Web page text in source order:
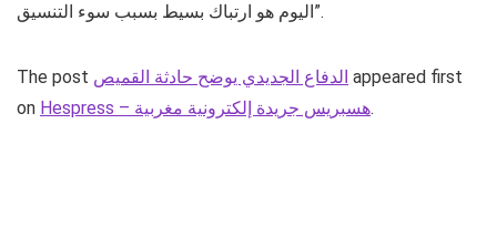
اليوم هو ارتباك بسيط بسبب سوء التنسيق”.
The post الدفاع الجديدي يوضح حادثة القميص appeared first
on
Hespress – هسبريس جريدة إلكترونية مغربية.